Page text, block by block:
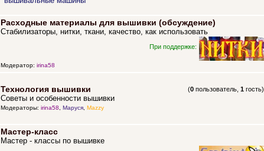
Расходные материалы для вышивки (обсуждение)
Стабилизаторы, нитки, ткани, качество, как использовать
При поддержке:
Модератор: irina58
Технология вышивки (0 пользователь,1 гость)
Советы и особенности вышивки
Модераторы: irina58, Маруся, Mazzy
Мастер-класс
Мастер - классы по вышивке